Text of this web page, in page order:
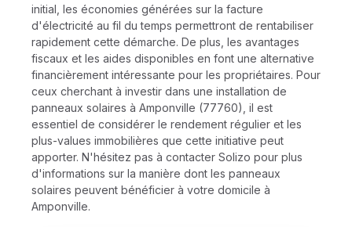
initial, les économies générées sur la facture
d'électricité au fil du temps permettront de rentabiliser
rapidement cette démarche. De plus, les avantages
fiscaux et les aides disponibles en font une alternative
financièrement intéressante pour les propriétaires. Pour
ceux cherchant à investir dans une installation de
panneaux solaires à Amponville (77760), il est
essentiel de considérer le rendement régulier et les
plus-values immobilières que cette initiative peut
apporter. N'hésitez pas à contacter Solizo pour plus
d'informations sur la manière dont les panneaux
solaires peuvent bénéficier à votre domicile à
Amponville.